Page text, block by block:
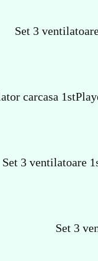
Set 3
carcasa
Set 3 ventilatoare
Set 3